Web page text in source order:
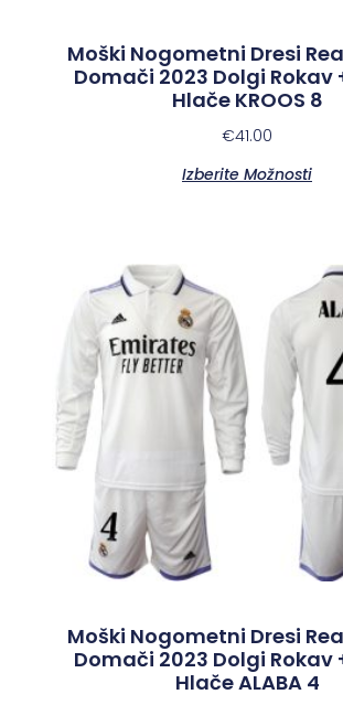
Moški Nogometni Dresi
Domači 2023 Dolgi Rokav
Hlače KROOS 8
€41.00
Izberite Možnosti
Moški Nogometni Dresi
Domači 2023 Dolgi Rokav
Hlače ALABA 4